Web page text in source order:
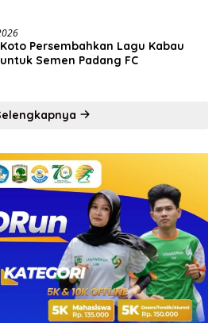
Persembahkan Lagu Kabau
Semen Padang FC